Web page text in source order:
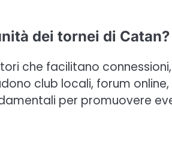
dei tornei di Catan?
che facilitano connessioni,
club locali, forum online,
per promuovere